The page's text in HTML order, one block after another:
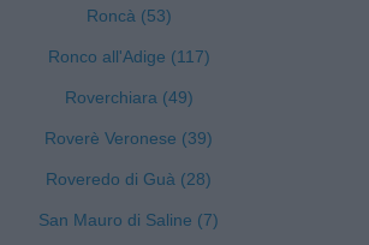
Roncà (53)
Ronco all'Adige (117)
Roverchiara (49)
Roverè Veronese (39)
Roveredo di Guà (28)
San Mauro di Saline (7)